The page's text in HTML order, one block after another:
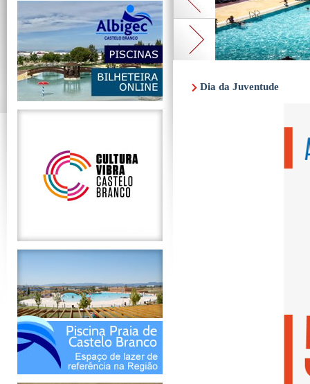
Dia da Juventude